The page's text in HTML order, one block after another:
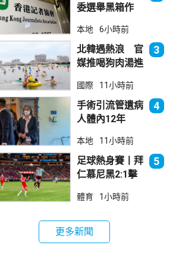
委選舉黑箱作
國安一定「釘死
你」
本地 6小時前
北韓遇熱浪 官
媒推喝狗肉湯進
3
國際 11小時前
手術引流管遺病
人體內12年
業失當除牌1個
月
4
本地 11小時前
足球熱身賽丨拜
仁慕尼黑2:1擊
5
體育 1小時前
更多新聞